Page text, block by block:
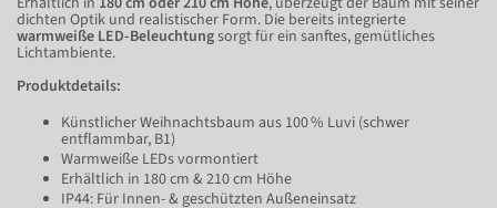
dichten Optik und realistischer Form. Die bereits integrierte
warmweiße LED-Beleuchtungsorgt für ein sanftes, gemütliches
Lichtambiente.
Produktdetails:
Künstlicher Weihnachtsbaum aus 100 % Luvi (schwer
entflammbar, B1)
Warmweiße LEDs vormontiert
Erhältlich in 180 cm & 210 cm Höhe
IP44: Für Innen- & geschützten Außeneinsatz